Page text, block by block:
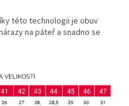
této technologii je obuv
na páteř a snadno se